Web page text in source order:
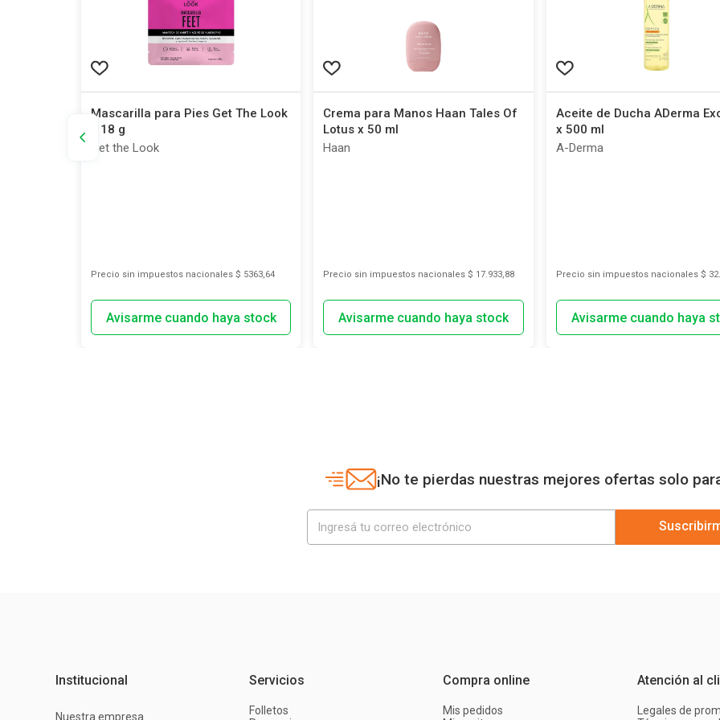
Mascarilla para Pies Get The Look
x 18 g
Get the Look
Precio sin impuestos nacionales $ 5363,64
Crema para Manos Haan Tales Of
Lotus x 50 ml
Haan
Precio sin impuestos nacionales $ 17.933,88
Aceite de Ducha ADerma
x 500 ml
A-Derma
Precio sin impuestos nacionales $
¡No te pierdas nuestras mejores ofertas solo
Institucional
Nuestra empresa
Servicios
Folletos
Compra online
Mis pedidos
Atención al
Legales de